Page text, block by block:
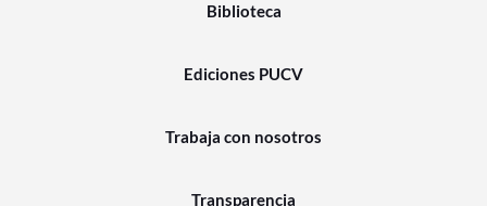
Biblioteca
Ediciones PUCV
Trabaja con nosotros
Transparencia